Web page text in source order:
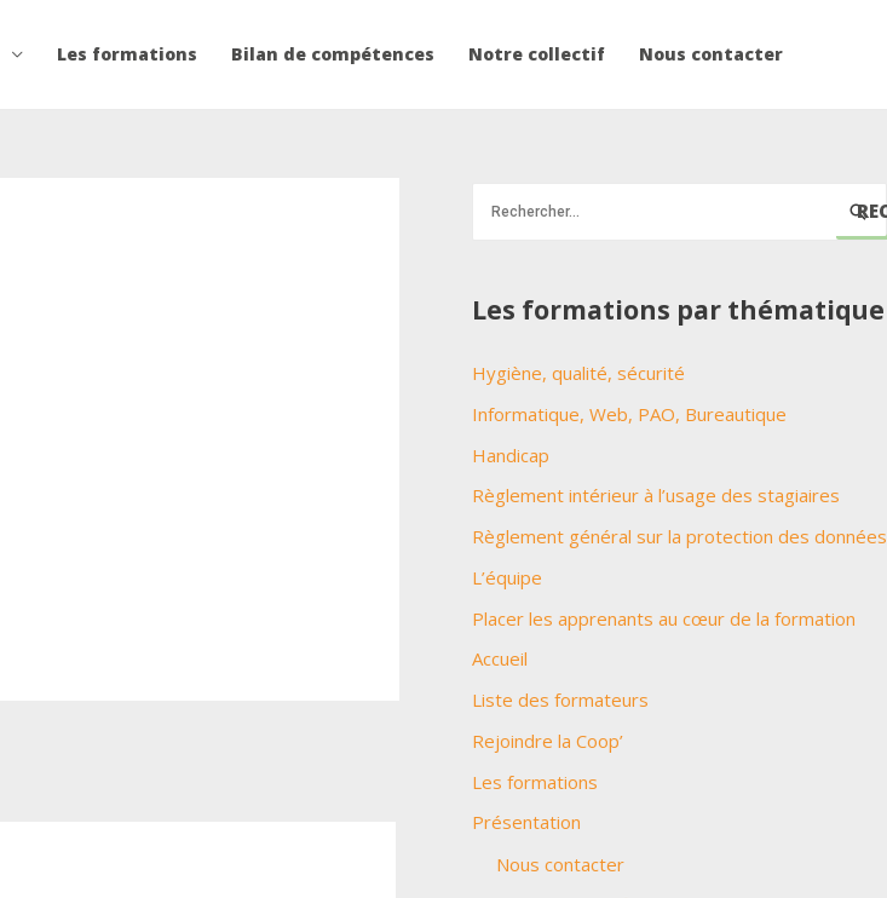
Les formations Bilan de compétences Notre collectif Nous contacter
h
r
c
h
e
r
Les formations par thématique
Hygiène, qualité, sécurité
Informatique, Web, PAO, Bureautique
Handicap
Règlement intérieur à l’usage des stagiaires
Règlement général sur la protection des données
L’équipe
Placer les apprenants au cœur de la formation
Accueil
Liste des formateurs
Rejoindre la Coop’
Les formations
Présentation
Nous contacter